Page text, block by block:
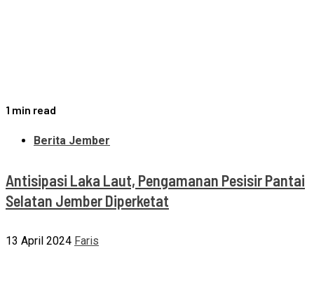
1 min read
Berita Jember
Antisipasi Laka Laut, Pengamanan Pesisir Pantai
Selatan Jember Diperketat
13 April 2024 Faris